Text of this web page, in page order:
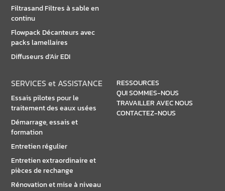
Filtrasand Filtres à sable en
continu
Flowpack Décanteurs avec
packs lamellaires
Diffuseurs d’Air EDI
SERVICES et ASSISTANCE
Essais pilotes pour le
traitement des eaux usées
Démarrage, essais et
formation
Entretien régulier
Entretien extraordinaire et
pièces de rechange
Rénovation et mise à niveau
RESSOURCES
QUI SOMMES-NOUS
TRAVAILLER AVEC NOUS
CONTACTEZ-NOUS